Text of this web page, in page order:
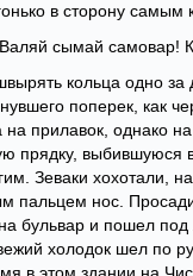
в сторону
сымай самовар!
кольца одно
поперек, как
прилавок, однако
прядку, выбившуюся
Зеваки хохотали,
пальцем нос.
бульвар и пошел
холодок шел по